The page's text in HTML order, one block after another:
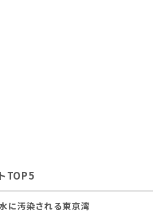
TOP5
に汚染される東京湾